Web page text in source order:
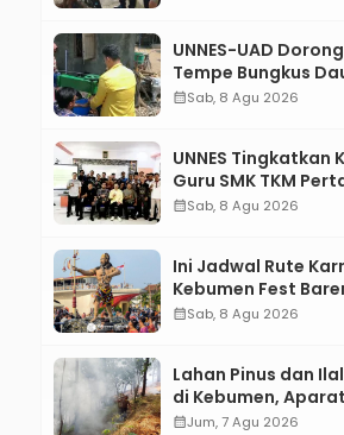
UNNES-UAD
Tempe Bungkus
Bantu Mesin dan
calendar_monthSab, 8 Agu 2026
UNNES Tingkatkan
Guru SMK TKM
Kebumen melalui
calendar_monthSab, 8 Agu 2026
Ini Jadwal Rute
Kebumen Fest
calendar_monthSab, 8 Agu 2026
Lahan Pinus dan
di Kebumen,
Padamkan Api
calendar_monthJum, 7 Agu 2026